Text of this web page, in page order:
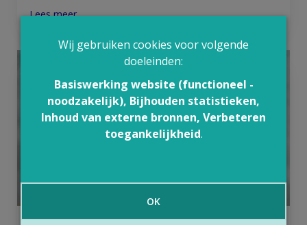
Lees meer
Wij gebruiken cookies voor volgende
doeleinden:
Basiswerking website (functioneel -
noodzakelijk), Bijhouden statistieken,
Inhoud van externe bronnen, Verbeteren
toegankelijkheid.
OK